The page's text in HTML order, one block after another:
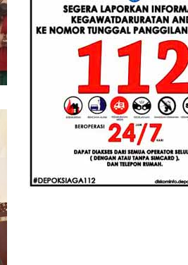
Penjelasan
Ilmiahnya
Augmented
Reality